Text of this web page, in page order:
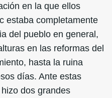
en la que ellos
estaba completamente
del pueblo en general,
en las reformas del
hasta la ruina
días. Ante estas
dos grandes